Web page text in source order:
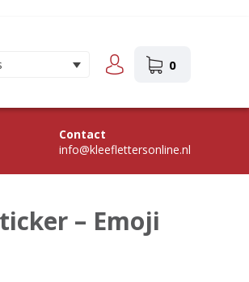
0
Contact
info@kleeflettersonline.nl
– Emoji